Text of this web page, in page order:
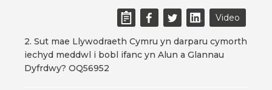
Video
2. Sut mae Llywodraeth Cymru yn darparu cymorth
iechyd meddwl i bobl ifanc yn Alun a Glannau
Dyfrdwy? OQ56952